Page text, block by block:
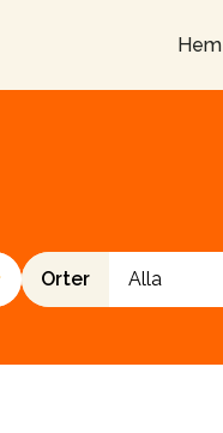
Hem
Orter